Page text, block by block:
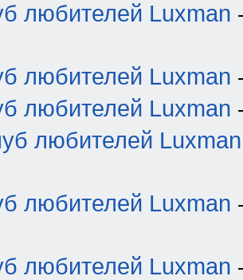
любителей Luxman
любителей Luxman
любителей Luxman
любителей Luxman
любителей Luxman
любителей Luxman